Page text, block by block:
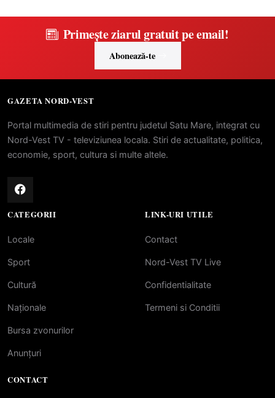
Primește ziarul gratuit pe email!
Abonează-te
GAZETA NORD-VEST
Portal multimedia de stiri pentru judetul Satu Mare, integrat cu
Nord-Vest TV - televiziunea locala. Stiri de actualitate, politica,
economie, sport, cultura si multe altele.
CATEGORII
Locale
Sport
Cultură
Naționale
Bursa zvonurilor
Anunțuri
LINK-URI UTILE
Contact
Nord-Vest TV Live
Confidentialitate
Termeni si Conditii
CONTACT